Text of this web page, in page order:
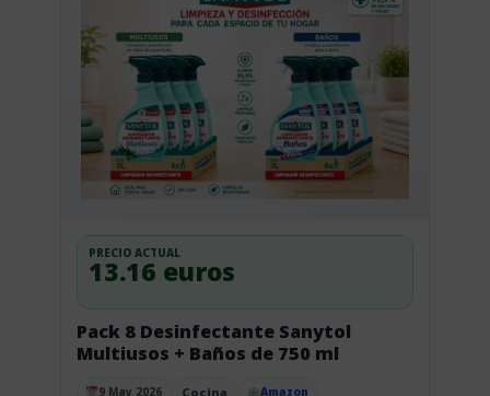
9 May 2026 Cocina Amazon
Pack 8 Desinfectante Sanytol
Multiusos + Baños de 750 ml
PRECIO ACTUAL
13.16 euros